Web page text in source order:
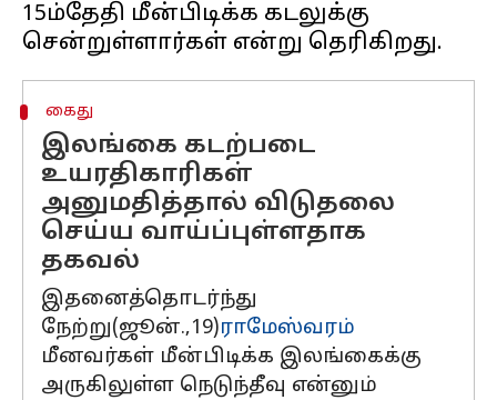
15ம்தேதி மீன்பிடிக்க கடலுக்கு
கைது
இலங்கை கடற்படை
உயரதிகாரிகள்
அனுமதித்தால் விடுதலை
செய்ய வாய்ப்புள்ளதாக
தகவல்
இதனைத்தொடர்ந்து
நேற்று(ஜூன்.,19)ராமேஸ்வரம்
மீனவர்கள் மீன்பிடிக்க இலங்கைக்கு
அருகிலுள்ள நெடுந்தீவு என்னும்